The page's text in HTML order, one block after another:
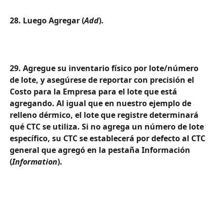
28. Luego Agregar (Add).
29. Agregue su inventario físico por lote/número
de lote, y asegúrese de reportar con precisión el
Costo para la Empresa para el lote que está
agregando. Al igual que en nuestro ejemplo de
relleno dérmico, el lote que registre determinará
qué CTC se utiliza. Si no agrega un número de lote
específico, su CTC se establecerá por defecto al CTC
general que agregó en la pestaña Información
(Information).